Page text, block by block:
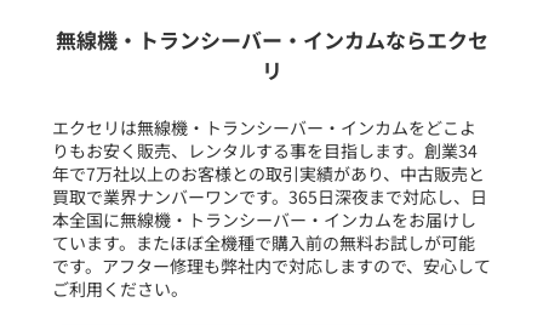
フリーワード入力(製品名等)
選択条件をリセット
無線機・トランシーバー・インカムならエクセ
リ
エクセリは無線機・トランシーバー・インカムをどこよ
りもお安く販売、レンタルする事を目指します。創業34
年で7万社以上のお客様との取引実績があり、中古販売と
買取で業界ナンバーワンです。365日深夜まで対応し、日
本全国に無線機・トランシーバー・インカムをお届けし
ています。またほぼ全機種で購入前の無料お試しが可能
です。アフター修理も弊社内で対応しますので、安心して
ご利用ください。